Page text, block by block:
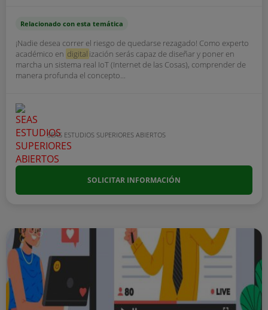
Relacionado con esta temática
¡Nadie desea correr el riesgo de quedarse rezagado! Como experto
académico en digital ización serás capaz de diseñar y poner en
marcha un sistema real IoT (Internet de las Cosas), comprender de
manera profunda el concepto...
SEAS ESTUDIOS SUPERIORES ABIERTOS
SOLICITAR INFORMACIÓN